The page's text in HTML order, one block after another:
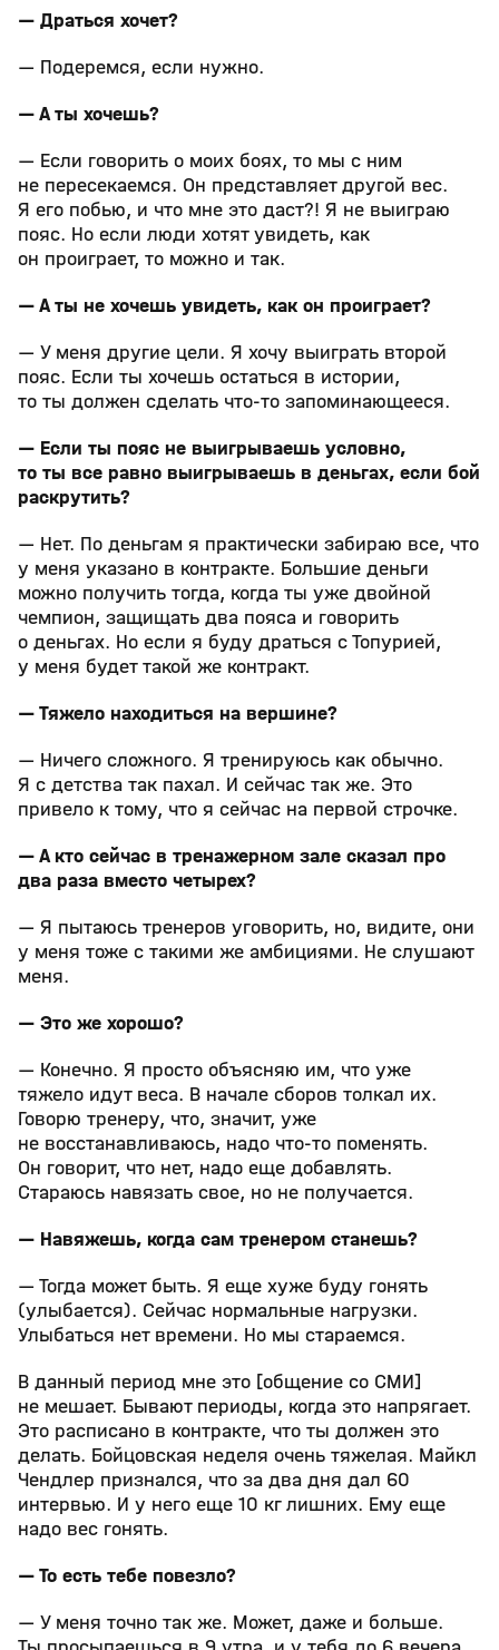
— Драться хочет?
— Подеремся, если нужно.
— А ты хочешь?
— Если говорить о моих боях, то мы с ним
не пересекаемся. Он представляет другой вес.
Я его побью, и что мне это даст?! Я не выиграю
пояс. Но если люди хотят увидеть, как
он проиграет, то можно и так.
— А ты не хочешь увидеть, как он проиграет?
— У меня другие цели. Я хочу выиграть второй
пояс. Если ты хочешь остаться в истории,
то ты должен сделать что‑то запоминающееся.
— Если ты пояс не выигрываешь условно,
то ты все равно выигрываешь в деньгах, если бой
раскрутить?
— Нет. По деньгам я практически забираю все, что
у меня указано в контракте. Большие деньги
можно получить тогда, когда ты уже двойной
чемпион, защищать два пояса и говорить
о деньгах. Но если я буду драться с Топурией,
у меня будет такой же контракт.
— Тяжело находиться на вершине?
— Ничего сложного. Я тренируюсь как обычно.
Я с детства так пахал. И сейчас так же. Это
привело к тому, что я сейчас на первой строчке.
— А кто сейчас в тренажерном зале сказал про
два раза вместо четырех?
— Я пытаюсь тренеров уговорить, но, видите, они
у меня тоже с такими же амбициями. Не слушают
меня.
— Это же хорошо?
— Конечно. Я просто объясняю им, что уже
тяжело идут веса. В начале сборов толкал их.
Говорю тренеру, что, значит, уже
не восстанавливаюсь, надо что‑то поменять.
Он говорит, что нет, надо еще добавлять.
Стараюсь навязать свое, но не получается.
— Навяжешь, когда сам тренером станешь?
— Тогда может быть. Я еще хуже буду гонять
(улыбается). Сейчас нормальные нагрузки.
Улыбаться нет времени. Но мы стараемся.
В данный период мне это [общение со СМИ]
не мешает. Бывают периоды, когда это напрягает.
Это расписано в контракте, что ты должен это
делать. Бойцовская неделя очень тяжелая. Майкл
Чендлер признался, что за два дня дал 60
интервью. И у него еще 10 кг лишних. Ему еще
надо вес гонять.
— То есть тебе повезло?
— У меня точно так же. Может, даже и больше.